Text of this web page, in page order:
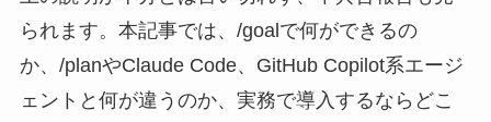
られます。本記事では、/goalで何ができるの
か、/planやClaude Code、GitHub Copilot系エージ
ェントと何が違うのか、実務で導入するならどこ